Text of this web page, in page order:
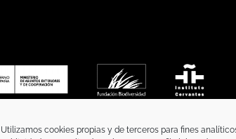
Utilizamos cookies propias y de terceros para fines